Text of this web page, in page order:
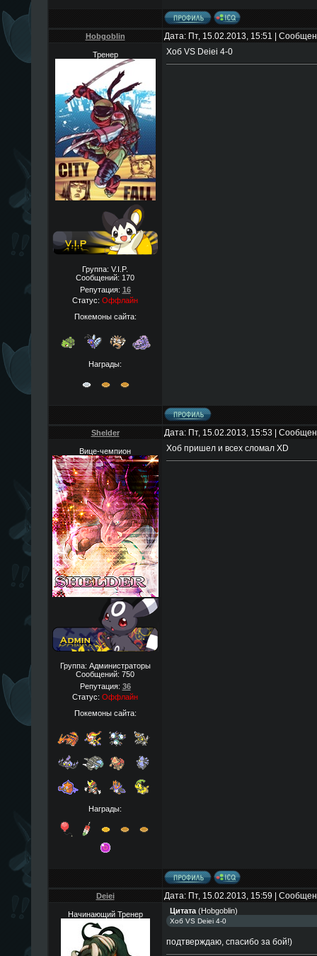
Hobgoblin Дата: Пт, 15.02.2013, 15:51 |
Тренер
Группа: V.I.P.
Сообщений: 170
Репутация: 16
Статус: Оффлайн
Покемоны сайта:
Награды:
Хоб VS Deiei 4-0
Shelder Дата: Пт, 15.02.2013, 15:53 |
Вице-чемпион
Группа: Администраторы
Сообщений: 750
Репутация: 36
Статус: Оффлайн
Покемоны сайта:
Награды:
Хоб пришел и всех сломал XD
Deiei Дата: Пт, 15.02.2013, 15:59 |
Начинающий Тренер Цитата(Hobgoblin)
Хоб VS Deiei 4-0
подтверждаю, спасибо за бой!)